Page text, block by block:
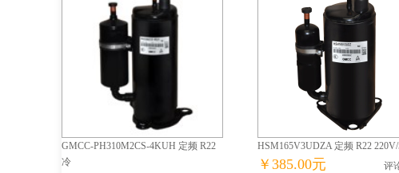
GMCC-PH310M2CS-4KUH 定频 R22
冷
HSM165V3UDZA 定频 R22
￥385.00元 评